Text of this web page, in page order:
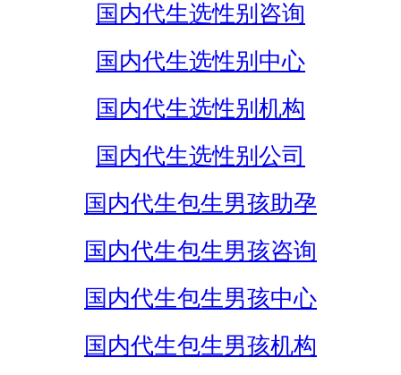
国内代生选性别咨询
国内代生选性别中心
国内代生选性别机构
国内代生选性别公司
国内代生包生男孩助孕
国内代生包生男孩咨询
国内代生包生男孩中心
国内代生包生男孩机构